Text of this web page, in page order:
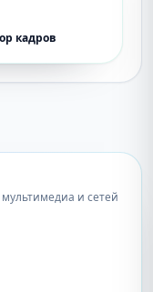
кадров
и сетей